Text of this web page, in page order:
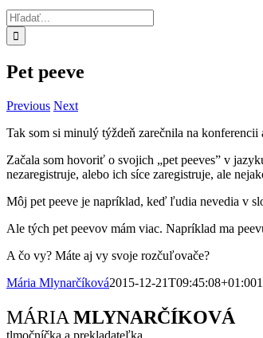
Hľadať:
Pet peeve
Previous Next
Tak som si minulý týždeň zarečnila na
Začala som hovoriť o svojich „pet peeves” v
nezaregistruje, alebo ich síce zaregistruje, ale
Môj pet peeve je napríklad, keď ľudia nevedia v
Ale tých pet peevov mám viac. Napríklad ma
A čo vy? Máte aj vy svoje rozčuľovače?
Mária Mlynarčíková2015-12-21T09:45:08+01:00
Facebook
X
Reddit
LinkedIn
WhatsApp
Tumblr
Pinterest
Vk
Xing
Email
MÁRIA MLYNARČÍKOVÁ
tlmočníčka a prekladateľka